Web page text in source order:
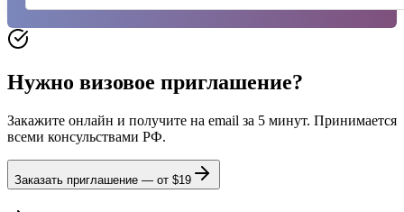
Нужно визовое приглашение?
Закажите онлайн и получите на email за 5 минут. Принимается
всеми консульствами РФ.
Заказать приглашение — от $19